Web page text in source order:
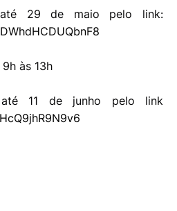
até 29 de maio pelo link:
às 13h
até 11 de junho pelo link